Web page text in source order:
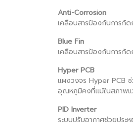
Anti-Corrosion
เคลือบสารป้องกันการกั
Blue Fin
เคลือบสารป้องกันการกั
Hyper PCB
แผงวงจร Hyper PCB ช่
อุณหภูมิคงที่แม้ในสภาพแ
PID Inverter
ระบบปรับอากาศช่วยปร